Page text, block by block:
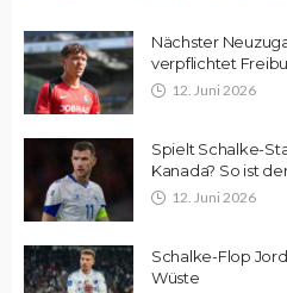
Nächster
verpflichtet
12. Juni 2026
Spielt Schalke-
Kanada? So ist
12. Juni 2026
Schalke-Flop
Wüste